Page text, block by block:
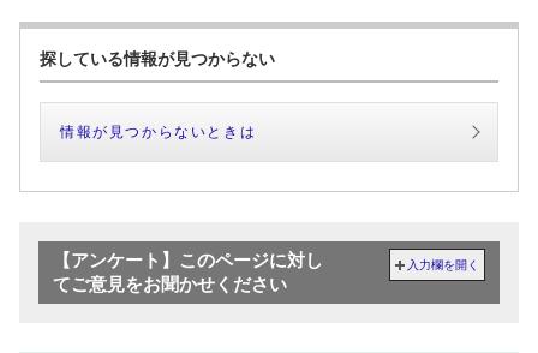
探している情報が見つからない
情報が見つからないときは
【アンケート】このページに対し
てご意見をお聞かせください
入力欄を開く